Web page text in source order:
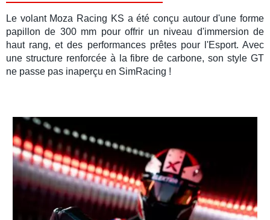
Le volant Moza Racing KS a été conçu autour d'uneforme
papillon de 300 mm pour offrir un niveau d'immersion de
haut rang, et des performances prêtes pour l'Esport. Avec
une structure renforcée à la fibre de carbone, sonstyle GT
ne passe pas inaperçu en SimRacing !